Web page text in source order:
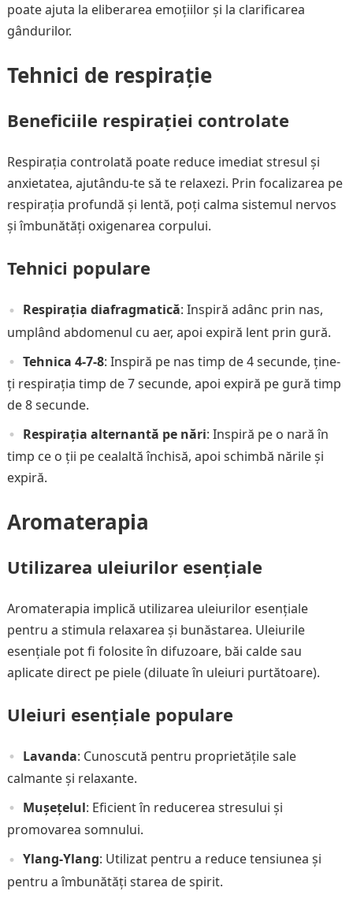
poate ajuta la eliberarea emoțiilor și la clarificarea
gândurilor.
Tehnici de respirație
Beneficiile respirației controlate
Respirația controlată poate reduce imediat stresul și
anxietatea, ajutându-te să te relaxezi. Prin focalizarea pe
respirația profundă și lentă, poți calma sistemul nervos
și îmbunătăți oxigenarea corpului.
Tehnici populare
Respirația diafragmatică: Inspiră adânc prin nas,
umplând abdomenul cu aer, apoi expiră lent prin gură.
Tehnica 4-7-8: Inspiră pe nas timp de 4 secunde, ține-
ți respirația timp de 7 secunde, apoi expiră pe gură timp
de 8 secunde.
Respirația alternantă pe nări: Inspiră pe o nară în
timp ce o ții pe cealaltă închisă, apoi schimbă nările și
expiră.
Aromaterapia
Utilizarea uleiurilor esențiale
Aromaterapia implică utilizarea uleiurilor esențiale
pentru a stimula relaxarea și bunăstarea. Uleiurile
esențiale pot fi folosite în difuzoare, băi calde sau
aplicate direct pe piele (diluate în uleiuri purtătoare).
Uleiuri esențiale populare
Lavanda: Cunoscută pentru proprietățile sale
calmante și relaxante.
Mușețelul: Eficient în reducerea stresului și
promovarea somnului.
Ylang-Ylang: Utilizat pentru a reduce tensiunea și
pentru a îmbunătăți starea de spirit.